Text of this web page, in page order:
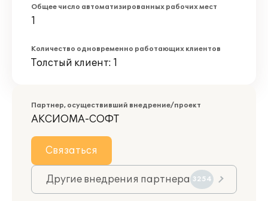
Общее число автоматизированных рабочих мест
1
Количество одновременно работающих клиентов
Толстый клиент: 1
Партнер, осуществивший внедрение/проект
АКСИОМА-СОФТ
Связаться
Другие внедрения партнера 3254